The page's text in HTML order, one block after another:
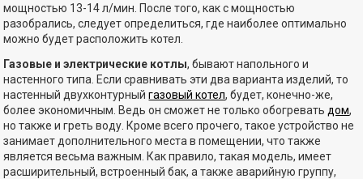
мощностью 13-14 л/мин. После того, как с мощностью
разобрались, следует определиться, где наиболее оптимально
можно будет расположить котел.
Газовые и электрические котлы, бывают напольного и
настенного типа. Если сравнивать эти два варианта изделий, то
настенный двухконтурныйгазовый котел, будет, конечно-же,
более экономичным. Ведь он сможет не только обогревать дом,
но также и греть воду. Кроме всего прочего, такое устройство не
занимает дополнительного места в помещении, что также
является весьма важным. Как правило, такая модель, имеет
расширительный, встроенный бак, а также аварийную группу,